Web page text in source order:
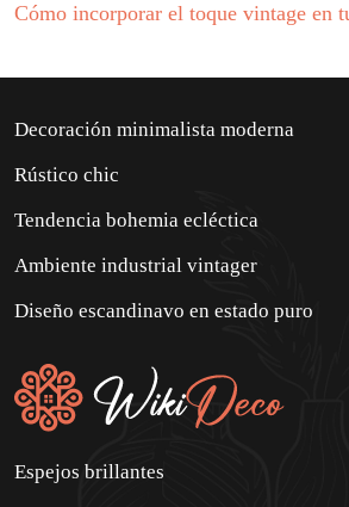
Cómo incorporar el toque vintage en
Decoración minimalista moderna
Rústico chic
Tendencia bohemia ecléctica
Ambiente industrial vintager
Diseño escandinavo en estado puro
Espejos brillantes